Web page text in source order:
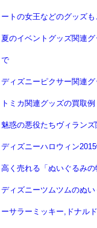
ートの女王などのグッズ
夏のイベントグッズ関連
で
ディズニーピクサー関連
トミカ関連グッズの買取
魅惑の悪役たちヴィラン
ディズニーハロウィン
高く売れる「ぬいぐるみ
ディズニーツムツムのぬ
ーサラーミッキー,ドナル